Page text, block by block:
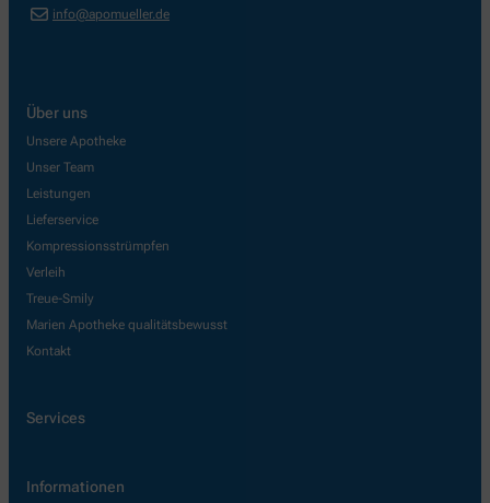
info@apomueller.de
Über uns
Unsere Apotheke
Unser Team
Leistungen
Lieferservice
Kompressionsstrümpfen
Verleih
Treue-Smily
Marien Apotheke qualitätsbewusst
Kontakt
Services
Informationen